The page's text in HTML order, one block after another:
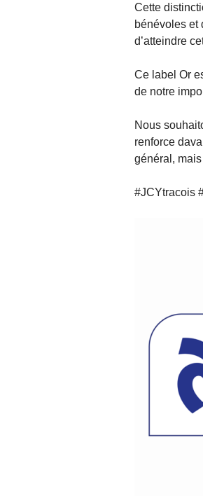
Cette
bénévoles et
d’atteindre
Ce label Or
de notre
Nous
renforce
général,
#JCYtracois